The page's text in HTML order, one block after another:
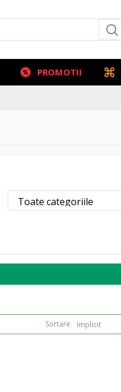
PROMOTII
Sortare